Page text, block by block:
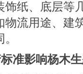
饰纸、底层等
物流用途、建
准影响杨木